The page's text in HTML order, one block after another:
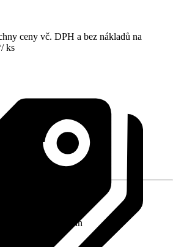
ceny vč. DPH a bez nákladů na
/ ks
nana auf Stein